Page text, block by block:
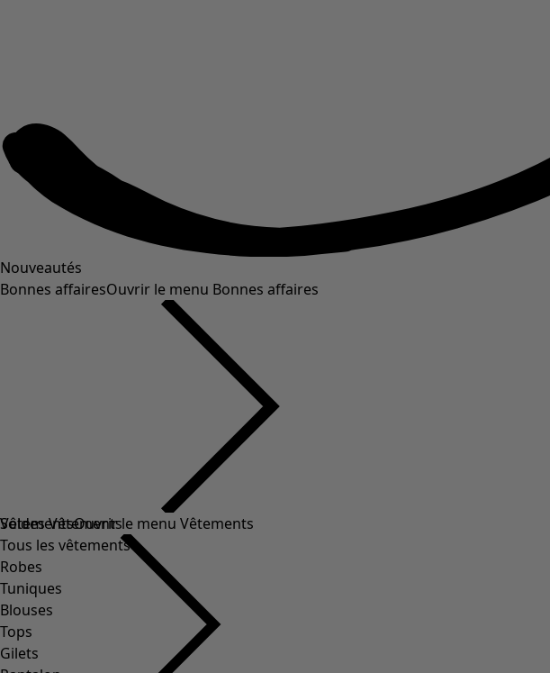
Nouveautés
Bonnes affairesOuvrir le menu Bonnes affaires
Soldes Vêtements
Tous les vêtements
Robes
Tuniques
Blouses
Tops
Gilets
VêtementsOuvrir le menu Vêtements